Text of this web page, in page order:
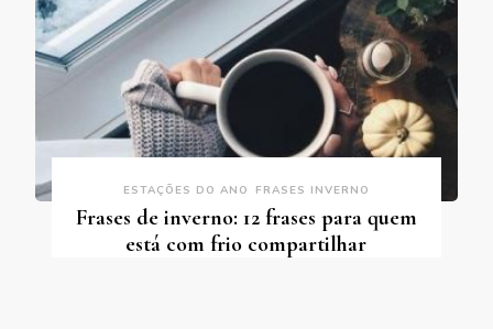
ESTAÇÕES DO ANO FRASES INVERNO
Frases de inverno: 12 frases para quem
está com frio compartilhar